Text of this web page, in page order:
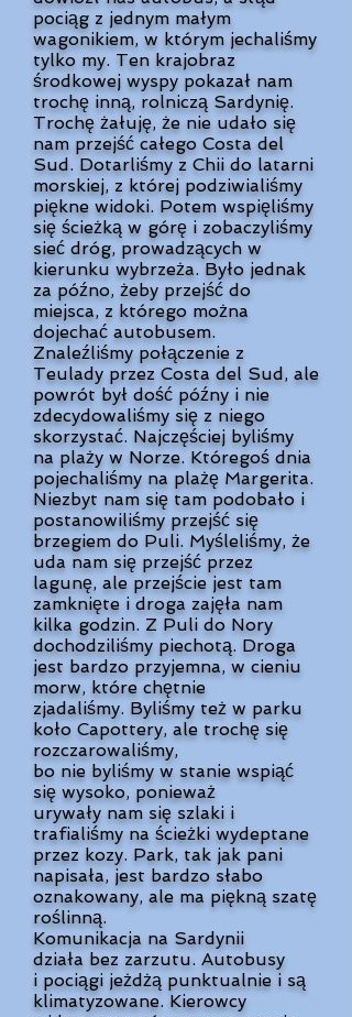
pociąg z jednym małym
wagonikiem, w którym jechaliśmy
tylko my. Ten krajobraz
środkowej wyspy pokazał nam
trochę inną, rolniczą Sardynię.
Trochę żałuję, że nie udało się
nam przejść całego Costa del
Sud. Dotarliśmy z Chii do latarni
morskiej, z której podziwialiśmy
piękne widoki. Potem wspięliśmy
się ścieżką w górę i zobaczyliśmy
sieć dróg, prowadzących w
kierunku wybrzeża. Było jednak
za późno, żeby przejść do
miejsca, z którego można
dojechać autobusem.
Znaleźliśmy połączenie z
Teulady przez Costa del Sud, ale
powrót był dość późny i nie
zdecydowaliśmy się z niego
skorzystać. Najczęściej byliśmy
na plaży w Norze. Któregoś dnia
pojechaliśmy na plażę Margerita.
Niezbyt nam się tam podobało i
postanowiliśmy przejść się
brzegiem do Puli. Myśleliśmy, że
uda nam się przejść przez
lagunę, ale przejście jest tam
zamknięte i droga zajęła nam
kilka godzin. Z Puli do Nory
dochodziliśmy piechotą. Droga
jest bardzo przyjemna, w cieniu
morw, które chętnie
zjadaliśmy. Byliśmy też w parku
koło Capottery, ale trochę się
rozczarowaliśmy,
bo nie byliśmy w stanie wspiąć
się wysoko, ponieważ
urywały nam się szlaki i
trafialiśmy na ścieżki wydeptane
przez kozy. Park, tak jak pani
napisała, jest bardzo słabo
oznakowany, ale ma piękną szatę
roślinną.
Komunikacja na Sardynii
działa bez zarzutu. Autobusy
i pociągi jeżdżą punktualnie i są
klimatyzowane. Kierowcy